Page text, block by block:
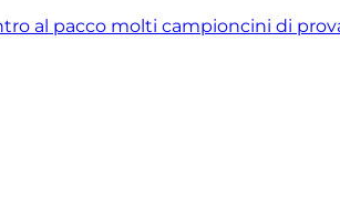
al pacco molti campioncini di